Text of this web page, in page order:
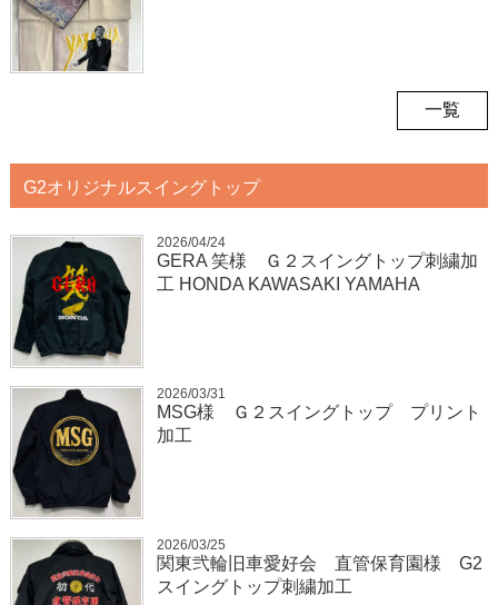
一覧
G2オリジナルスイングトップ
2026/04/24
GERA 笑様 Ｇ２スイングトップ刺繍加
工 HONDA KAWASAKI YAMAHA
2026/03/31
MSG様 Ｇ２スイングトップ プリント
加工
2026/03/25
関東弐輪旧車愛好会 直管保育園様 G2
スイングトップ刺繍加工